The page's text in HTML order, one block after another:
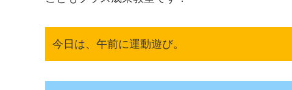
今日は、午前に運動遊び。